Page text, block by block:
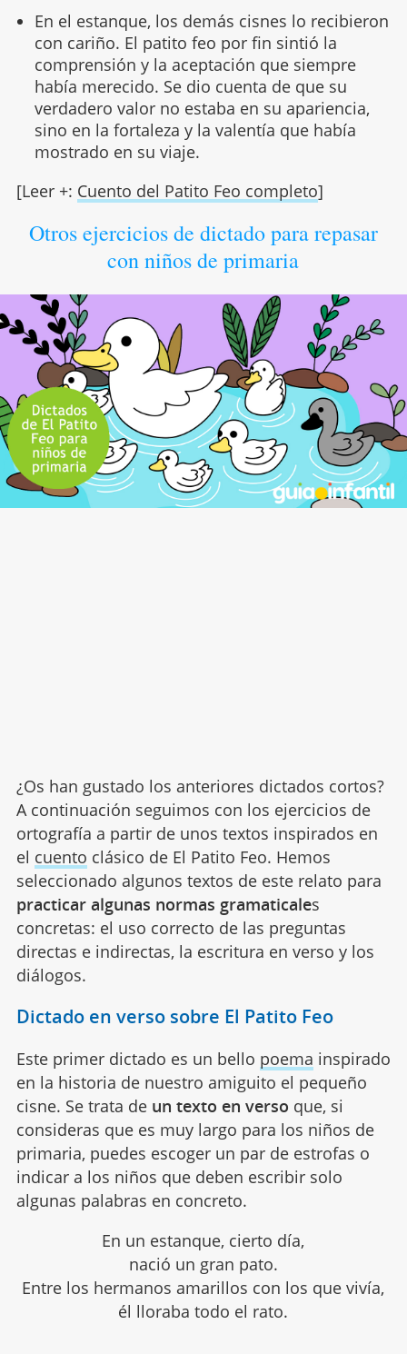
En el estanque, los demás cisnes lo recibieron
con cariño. El patito feo por fin sintió la
comprensión y la aceptación que siempre
había merecido. Se dio cuenta de que su
verdadero valor no estaba en su apariencia,
sino en la fortaleza y la valentía que había
mostrado en su viaje.
[Leer +: Cuento del Patito Feo completo]
Otros ejercicios de dictado para repasar
con niños de primaria
¿Os han gustado los anteriores dictados cortos?
A continuación seguimos con los ejercicios de
ortografía a partir de unos textos inspirados en
el cuento clásico de El Patito Feo. Hemos
seleccionado algunos textos de este relato para
practicar algunas normas gramaticales
concretas: el uso correcto de las preguntas
directas e indirectas, la escritura en verso y los
diálogos.
Dictado en verso sobre El Patito Feo
Este primer dictado es un bello poema inspirado
en la historia de nuestro amiguito el pequeño
cisne. Se trata de un texto en verso que, si
consideras que es muy largo para los niños de
primaria, puedes escoger un par de estrofas o
indicar a los niños que deben escribir solo
algunas palabras en concreto.
En un estanque, cierto día,
nació un gran pato.
Entre los hermanos amarillos con los que vivía,
él lloraba todo el rato.